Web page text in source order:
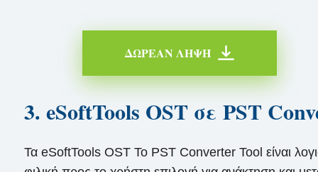
ΔΩΡΕΑΝ ΛΉΨΗ
3. eSoftTools OST σε PST
Τα eSoftTools OST To PST Converter Tool είναι